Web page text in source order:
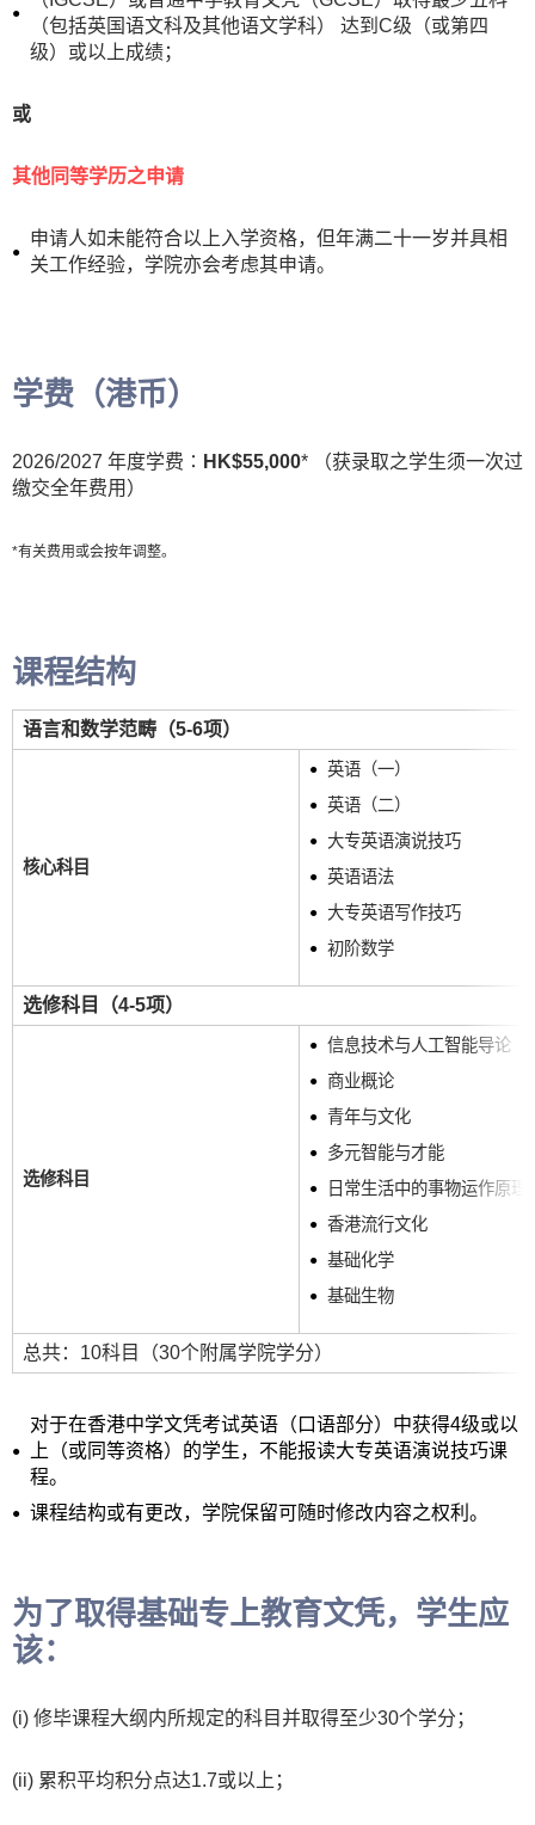
（包括英国语文科及其他语文学科） 达到C级（或第四
级）或以上成绩；
或
其他同等学历之申请
申请人如未能符合以上入学资格，但年满二十一岁并具相
关工作经验，学院亦会考虑其申请。
学费（港币）
2026/2027 年度学费∶ HK$55,000* （获录取之学生须一次过
缴交全年费用）
*有关费用或会按年调整。
课程结构
语言和数学范畴（5-6项）
核心科目
英语（一）
英语（二）
大专英语演说技巧
英语语法
大专英语写作技巧
初阶数学
选修科目（4-5项）
选修科目
信息技术与人工智能导论
商业概论
青年与文化
多元智能与才能
日常生活中的事物运作原理
香港流行文化
基础化学
基础生物
总共：10科目（30个附属学院学分）
对于在香港中学文凭考试英语（口语部分）中获得4级或以
上（或同等资格）的学生，不能报读大专英语演说技巧课
程。
课程结构或有更改，学院保留可随时修改内容之权利。
为了取得基础专上教育文凭，学生应
该：
(i) 修毕课程大纲内所规定的科目并取得至少30个学分；
(ii) 累积平均积分点达1.7或以上；